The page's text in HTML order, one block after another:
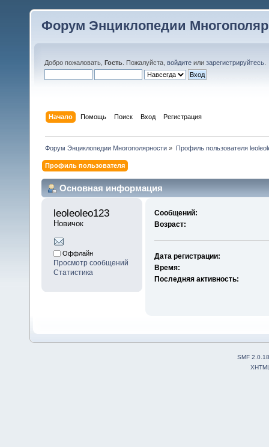
Форум Энциклопедии
Добро пожаловать, Гость . Пожалуйста, войдите или зарегистрируйтесь
Начало Помощь Поиск Вход Регистрация
Форум Энциклопедии Многополярности » Профиль пользователя
Профиль пользователя
Основная информация
leoleoleo123
Новичок
Оффлайн
Просмотр сообщений
Статистика
Сообщений:
Возраст:
Дата регистрации:
Время:
Последняя активность:
SMF 2.0.18